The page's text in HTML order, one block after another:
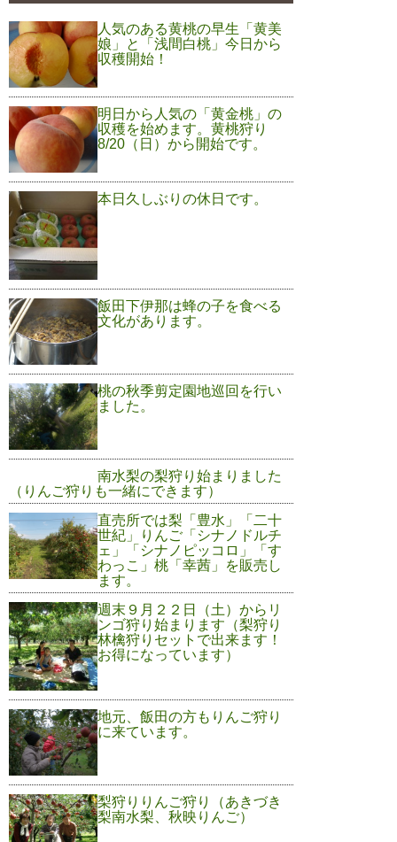
人気のある黄桃の早生「黄美
娘」と「浅間白桃」今日から
収穫開始！
明日から人気の「黄金桃」の
収穫を始めます。黄桃狩り
8/20（日）から開始です。
本日久しぶりの休日です。
飯田下伊那は蜂の子を食べる
文化があります。
桃の秋季剪定園地巡回を行い
ました。
南水梨の梨狩り始まりました
（りんご狩りも一緒にできます）
直売所では梨「豊水」「二十
世紀」りんご「シナノドルチ
ェ」「シナノピッコロ」「す
わっこ」桃「幸茜」を販売し
ます。
週末９月２２日（土）からリ
ンゴ狩り始まります（梨狩り
林檎狩りセットで出来ます！
お得になっています）
地元、飯田の方もりんご狩り
に来ています。
梨狩りりんご狩り（あきづき
梨南水梨、秋映りんご）